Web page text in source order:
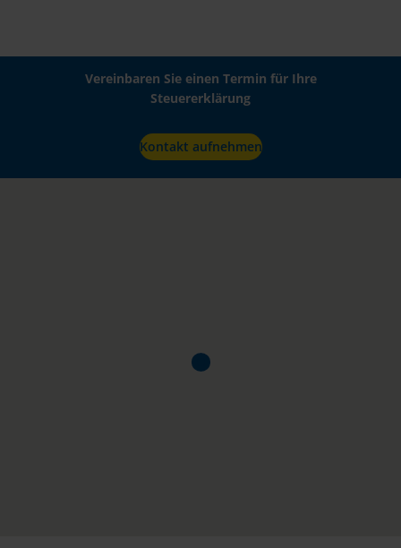
Vereinbaren Sie einen Termin für Ihre
Steuererklärung
Kontakt aufnehmen